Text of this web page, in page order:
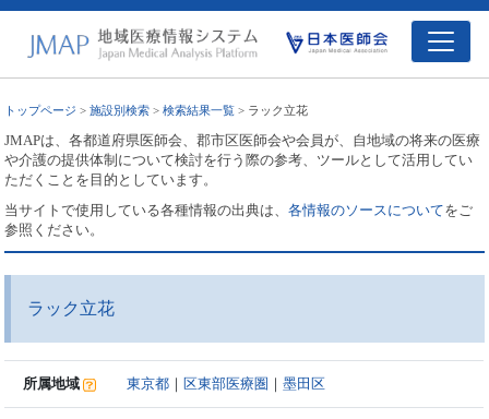
トップページ >施設別検索 >検索結果一覧 > ラック立花
JMAPは、各都道府県医師会、郡市区医師会や会員が、自地域の将来の医療
や介護の提供体制について検討を行う際の参考、ツールとして活用してい
ただくことを目的としています。
当サイトで使用している各種情報の出典は、各情報のソースについてをご
参照ください。
ラック立花
所属地域 東京都 ｜区東部医療圏 ｜墨田区